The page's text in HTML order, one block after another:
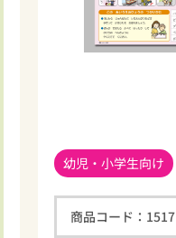
幼児・小学生向け
商品コード： 1517